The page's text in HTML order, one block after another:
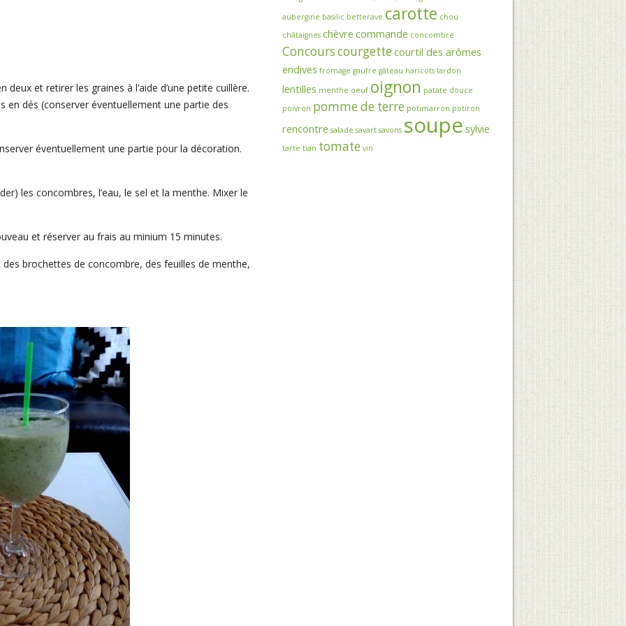
et retirer les graines à l’aide d’une petite cuillère.
en dés (conserver éventuellement une partie des
éventuellement une partie pour la décoration.
les concombres, l’eau, le sel et la menthe. Mixer le
et réserver au frais au minium 15 minutes.
brochettes de concombre, des feuilles de menthe,
aubergine basilic betterave carotte chou
châtaignes chèvre commande concombre
Concourscourgettecourtil des arômes
endives fromage gaufre gâteau haricots lardon
lentilles menthe oeuf oignon patate douce
poivron pomme de terre potimarron potiron
rencontre salade savart savons soupe sylvie
tarte tian tomate vin